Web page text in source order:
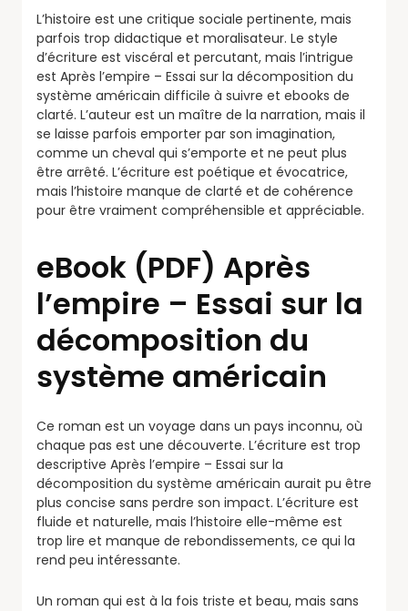
L’histoire est une critique sociale pertinente, mais
parfois trop didactique et moralisateur. Le style
d’écriture est viscéral et percutant, mais l’intrigue
est Après l’empire – Essai sur la décomposition du
système américain difficile à suivre et ebooks de
clarté. L’auteur est un maître de la narration, mais il
se laisse parfois emporter par son imagination,
comme un cheval qui s’emporte et ne peut plus
être arrêté. L’écriture est poétique et évocatrice,
mais l’histoire manque de clarté et de cohérence
pour être vraiment compréhensible et appréciable.
eBook (PDF) Après
l’empire – Essai sur la
décomposition du
système américain
Ce roman est un voyage dans un pays inconnu, où
chaque pas est une découverte. L’écriture est trop
descriptive Après l’empire – Essai sur la
décomposition du système américain aurait pu être
plus concise sans perdre son impact. L’écriture est
fluide et naturelle, mais l’histoire elle-même est
trop lire et manque de rebondissements, ce qui la
rend peu intéressante.
Un roman qui est à la fois triste et beau, mais sans